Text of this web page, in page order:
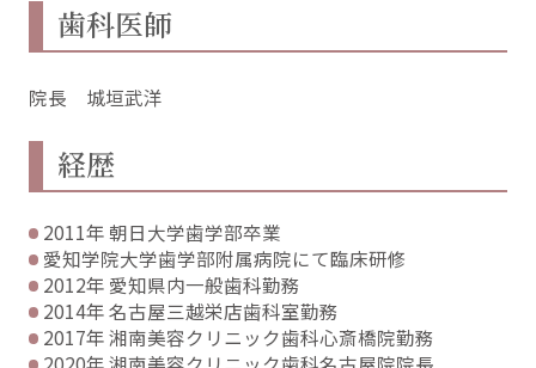
歯科医師
院長 城垣武洋
経歴
2011年 朝日大学歯学部卒業
愛知学院大学歯学部附属病院にて臨床研修
2012年 愛知県内一般歯科勤務
2014年 名古屋三越栄店歯科室勤務
2017年 湘南美容クリニック歯科心斎橋院勤務